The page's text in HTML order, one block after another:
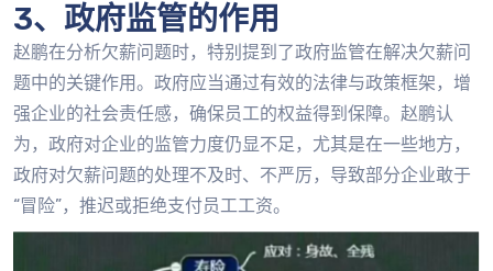
3、政府监管的作用
赵鹏在分析欠薪问题时，特别提到了政府监管在解决欠薪问
题中的关键作用。政府应当通过有效的法律与政策框架，增
强企业的社会责任感，确保员工的权益得到保障。赵鹏认
为，政府对企业的监管力度仍显不足，尤其是在一些地方，
政府对欠薪问题的处理不及时、不严厉，导致部分企业敢于
“冒险”，推迟或拒绝支付员工工资。